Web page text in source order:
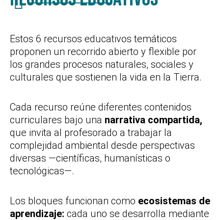
Estos 6 recursos educativos temáticos
proponen un recorrido abierto y flexible por
los grandes procesos naturales, sociales y
culturales que sostienen la vida en la Tierra.
Cada recurso reúne diferentes contenidos
curriculares bajo una narrativa compartida,
que invita al profesorado a trabajar la
complejidad ambiental desde perspectivas
diversas —científicas, humanísticas o
tecnológicas—.
Los bloques funcionan como ecosistemas de
aprendizaje: cada uno se desarrolla mediante